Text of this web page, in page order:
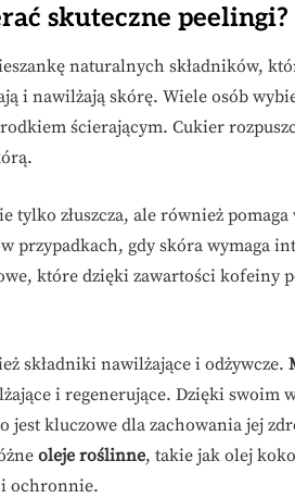
skuteczne peelingi?
naturalnych składników,
i nawilżają skórę. Wiele osób
ścierającym. Cukier
tylko złuszcza, ale również
przypadkach, gdy skóra wymaga
które dzięki zawartości kofeiny
składniki nawilżające i odżywcze.
i regenerujące. Dzięki swoim
kluczowe dla zachowania jej
oleje roślinne, takie jak olej
i ochronnie.